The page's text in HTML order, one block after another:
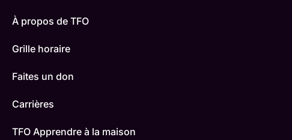
À propos de TFO
Grille horaire
Faites un don
Carrières
TFO Apprendre à la maison